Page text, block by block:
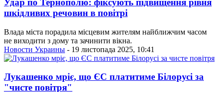
Удар по Тернополю: фіксують підвищення рівня
шкідливих речовин в повітрі
Влада міста порадила місцевим жителям найближчим часом
не виходити з дому та зачинити вікна.
Новости Украины - 19 листопада 2025, 10:41
Лукашенко мріє, що ЄС платитиме Білорусі за
"чисте повітря"